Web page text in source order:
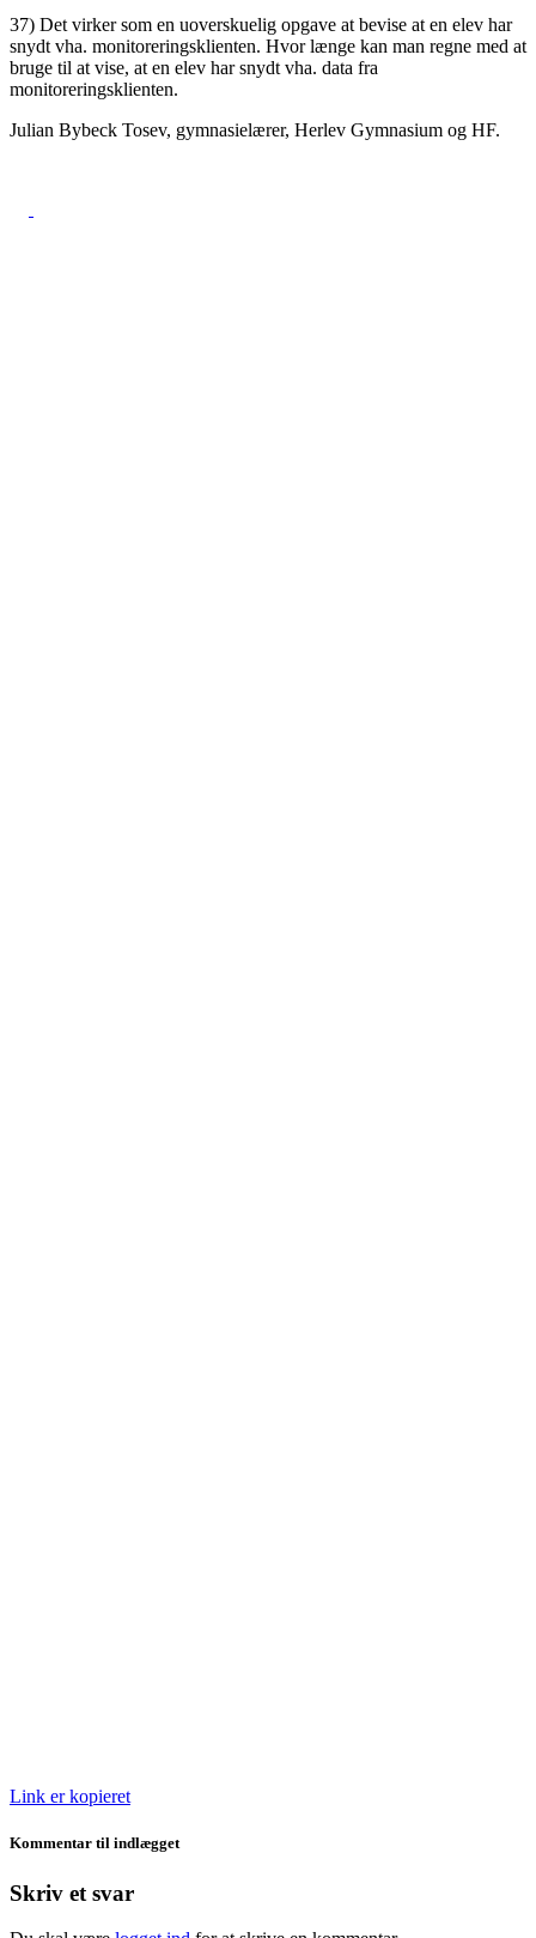
37) Det virker som en uoverskuelig opgave at bevise at en elev har
snydt vha. monitoreringsklienten. Hvor længe kan man regne med at
bruge til at vise, at en elev har snydt vha. data fra
monitoreringsklienten.
Julian Bybeck Tosev, gymnasielærer, Herlev Gymnasium og HF.
Link er kopieret
Kommentar til indlægget
Skriv et svar